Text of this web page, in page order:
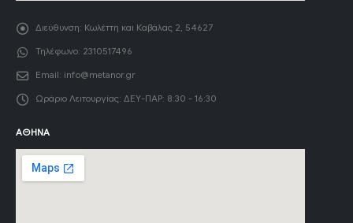
Διεύθυνση: Κωλέττη και Καβάλας 2, 54627
Τηλέφωνο: 2310517496
Email: info@metanor.gr
Ωράριο Λειτουργίας: ΔΕΥ-ΠΑΡ: 8:30 - 16:30
ΑΘΉΝΑ